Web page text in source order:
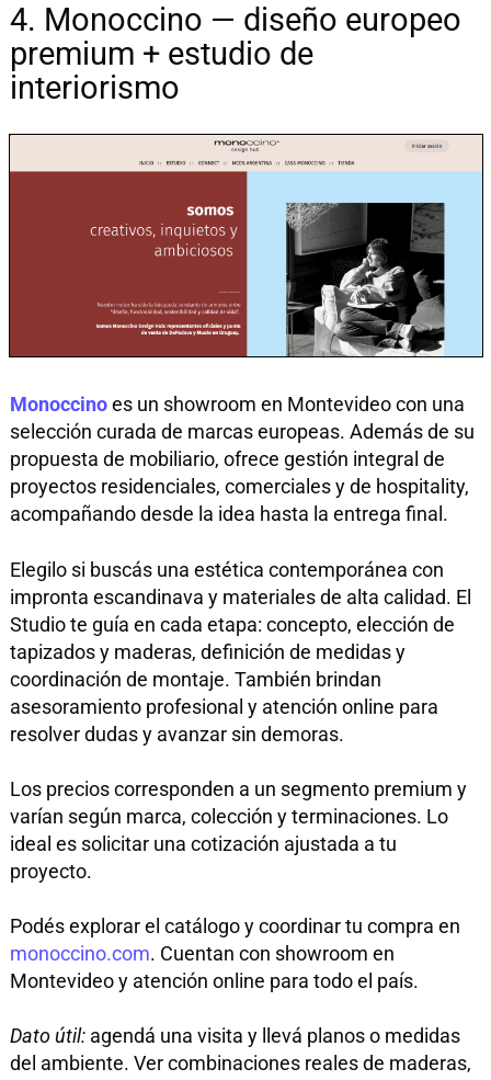
4. Monoccino — diseño europeo
premium + estudio de
interiorismo
Monoccinoes un showroom en Montevideo con una
selección curada de marcas europeas. Además de su
propuesta de mobiliario, ofrece gestión integral de
proyectos residenciales, comerciales y de hospitality,
acompañando desde la idea hasta la entrega final.
Elegilo si buscás una estética contemporánea con
impronta escandinava y materiales de alta calidad. El
Studio te guía en cada etapa: concepto, elección de
tapizados y maderas, definición de medidas y
coordinación de montaje. También brindan
asesoramiento profesional y atención online para
resolver dudas y avanzar sin demoras.
Los precios corresponden a un segmento premium y
varían según marca, colección y terminaciones. Lo
ideal es solicitar una cotización ajustada a tu
proyecto.
Podés explorar el catálogo y coordinar tu compra en
monoccino.com. Cuentan con showroom en
Montevideo y atención online para todo el país.
Dato útil: agendá una visita y llevá planos o medidas
del ambiente. Ver combinaciones reales de maderas,